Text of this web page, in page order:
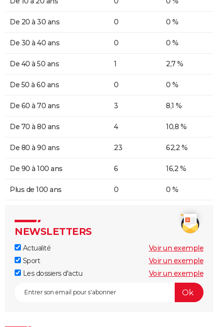
De 20 à 30 ans 0 0 %
De 30 à 40 ans 0 0 %
De 40 à 50 ans 1 2,7 %
De 50 à 60 ans 0 0 %
De 60 à 70 ans 3 8,1 %
De 70 à 80 ans 4 10,8 %
De 80 à 90 ans 23 62,2 %
De 90 à 100 ans 6 16,2 %
Plus de 100 ans 0 0 %
NEWSLETTERS
Actualité
Voir un exemple
Sport
Voir un exemple
Les dossiers d'actu
Voir un exemple